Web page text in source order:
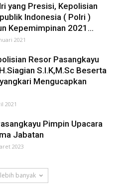
yang Presisi, Kepolisian
Indonesia ( Polri )
Kepemimpinan 2021...
2021
Resor Pasangkayu
S.I.K,M.Sc Beserta
Mengucapkan
2021
Pimpin Upacara
Jabatan
2023
banyak